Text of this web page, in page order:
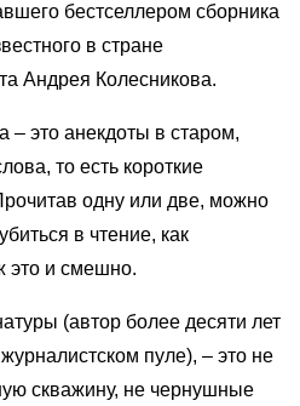
бестселлером сборника
в стране
Андрея Колесникова.
– это анекдоты в старом,
то есть короткие
одну или две, можно
в чтение, как
это и смешно.
(автор более десяти лет
пуле), – это не
скважину, не чернушные